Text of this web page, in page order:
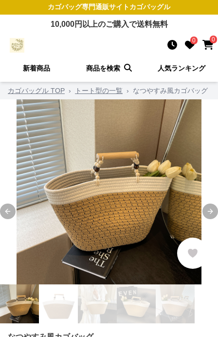
カゴバッグ専門通販サイトカゴバッグル
10,000円以上のご購入で送料無料
0 0
新着商品 商品を検索 人気ランキング
カゴバッグル TOP › トート型の一覧 › なつやすみ風カゴバッグ
Previous slide